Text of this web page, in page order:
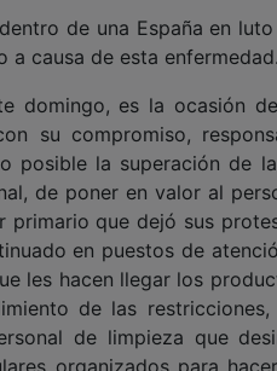
de una España en
a causa de esta enfermedad.
domingo, es la ocasión
su compromiso,
posible la superación de
de poner en valor al
que dejó sus
en puestos de
les hacen llegar los
de las
de limpieza que
organizados para